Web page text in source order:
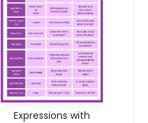
Expressions with